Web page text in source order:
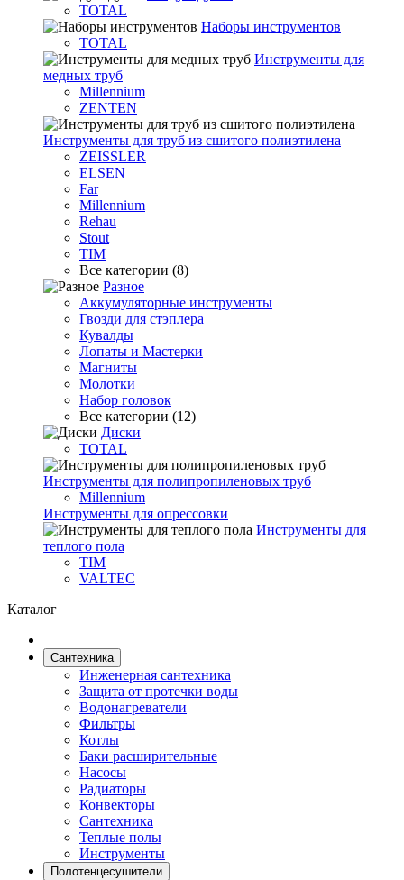
TOTAL
Наборы инструментов
TOTAL
Инструменты для
медных труб
Millennium
ZENTEN
Инструменты для труб из сшитого полиэтилена
ZEISSLER
ELSEN
Far
Millennium
Rehau
Stout
TIM
Все категории (8)
Разное
Аккумуляторные инструменты
Гвозди для стэплера
Кувалды
Лопаты и Мастерки
Магниты
Молотки
Набор головок
Все категории (12)
Диски
TOTAL
Инструменты для полипропиленовых труб
Millennium
Инструменты для опрессовки
Инструменты для
теплого пола
TIM
VALTEC
Каталог
Сантехника
Инженерная сантехника
Защита от протечки воды
Водонагреватели
Фильтры
Котлы
Баки расширительные
Насосы
Радиаторы
Конвекторы
Сантехника
Теплые полы
Инструменты
Полотенцесушители